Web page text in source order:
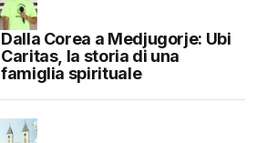
Dalla Corea a Medjugorje: Ubi
Caritas, la storia di una
famiglia spirituale